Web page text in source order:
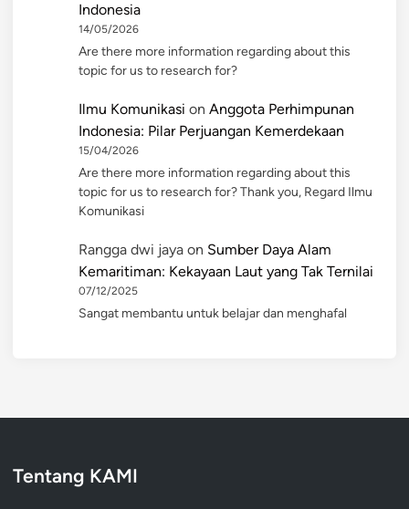
Indonesia
14/05/2026
Are there more information regarding about this
topic for us to research for?
Ilmu Komunikasi on Anggota Perhimpunan
Indonesia: Pilar Perjuangan Kemerdekaan
15/04/2026
Are there more information regarding about this
topic for us to research for? Thank you, Regard Ilmu
Komunikasi
Rangga dwi jaya on Sumber Daya Alam
Kemaritiman: Kekayaan Laut yang Tak Ternilai
07/12/2025
Sangat membantu untuk belajar dan menghafal
Tentang KAMI